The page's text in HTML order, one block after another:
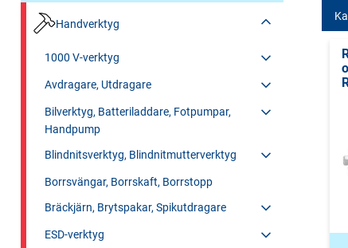
Handverktyg
1000 V-verktyg
Avdragare, Utdragare
Bilverktyg, Batteriladdare, Fotpumpar,
Handpump
Blindnitsverktyg, Blindnitmutterverktyg
Borrsvängar, Borrskaft, Borrstopp
Bräckjärn, Brytspakar, Spikutdragare
ESD-verktyg